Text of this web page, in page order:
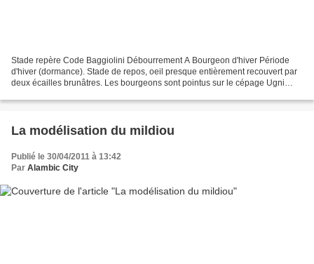
Stade repère Code Baggiolini Débourrement A Bourgeon d'hiver Période
d'hiver (dormance). Stade de repos, oeil presque entièrement recouvert par
deux écailles brunâtres. Les bourgeons sont pointus sur le cépage Ugni
La modélisation du mildiou
Publié le 30/04/2011 à 13:42
Par Alambic City